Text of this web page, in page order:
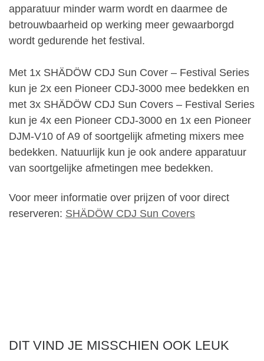
apparatuur minder warm wordt en daarmee de
betrouwbaarheid op werking meer gewaarborgd
wordt gedurende het festival.
Met 1x SHÄDÖW CDJ Sun Cover – Festival Series
kun je 2x een Pioneer CDJ-3000 mee bedekken en
met 3x SHÄDÖW CDJ Sun Covers – Festival Series
kun je 4x een Pioneer CDJ-3000 en 1x een Pioneer
DJM-V10 of A9 of soortgelijk afmeting mixers mee
bedekken. Natuurlijk kun je ook andere apparatuur
van soortgelijke afmetingen mee bedekken.
Voor meer informatie over prijzen of voor direct
reserveren: SHÄDÖW CDJ Sun Covers
DIT VIND JE MISSCHIEN OOK LEUK